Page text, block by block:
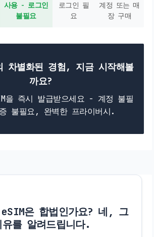
사용 - 로그인
불필요
로그인 필
요
계정 또는 매
장 구매
차별화된 경험, 지금 시작해볼
까요?
즉시 발급받으세요 - 계정 불필
불필요, 완벽한 프라이버시.
eSIM은 합법인가요? 네, 그
유를 알려드립니다.